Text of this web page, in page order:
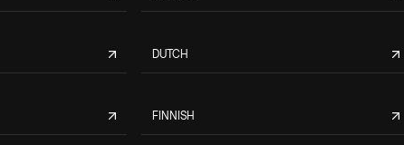
DUTCH
FINNISH